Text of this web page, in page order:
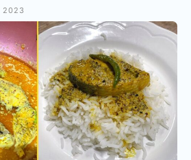
2023